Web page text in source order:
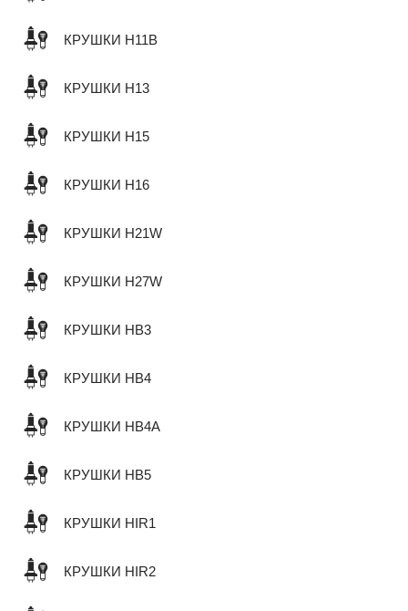
КРУШКИ H11B
КРУШКИ H13
КРУШКИ H15
КРУШКИ H16
КРУШКИ H21W
КРУШКИ H27W
КРУШКИ HB3
КРУШКИ HB4
КРУШКИ HB4A
КРУШКИ HB5
КРУШКИ HIR1
КРУШКИ HIR2